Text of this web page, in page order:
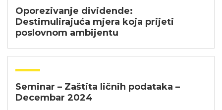
Oporezivanje dividende:
Destimulirajuća mjera koja prijeti
poslovnom ambijentu
Seminar – Zaštita ličnih podataka –
Decembar 2024